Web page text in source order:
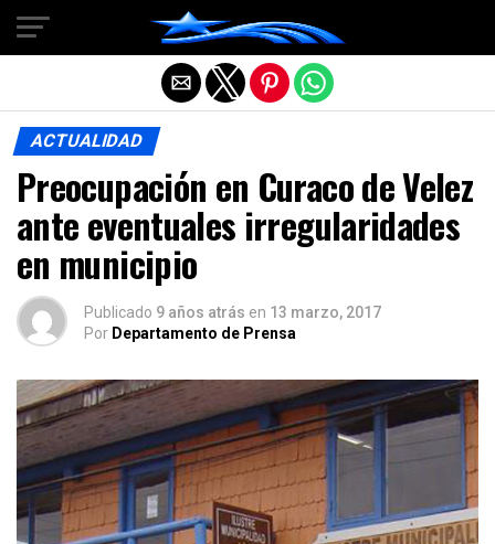
ACTUALIDAD
Preocupación en Curaco de Velez
ante eventuales irregularidades
en municipio
Publicado 9 años atrás en 13 marzo, 2017
Por Departamento de Prensa
Salir de la versión móvil